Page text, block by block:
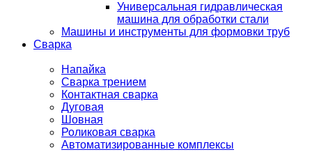
Универсальная гидравлическая
машина для обработки стали
Машины и инструменты для формовки труб
Сварка
Напайка
Сварка трением
Контактная сварка
Дуговая
Шовная
Роликовая сварка
Автоматизированные комплексы